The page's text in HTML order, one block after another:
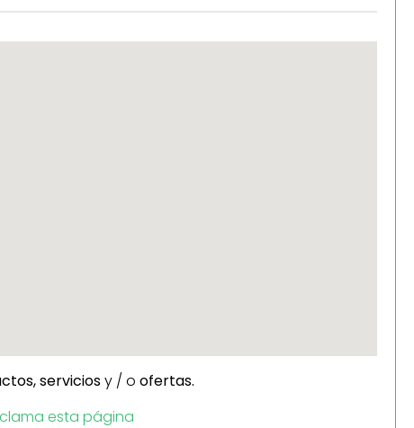
serviciosy / o ofertas.
esta página